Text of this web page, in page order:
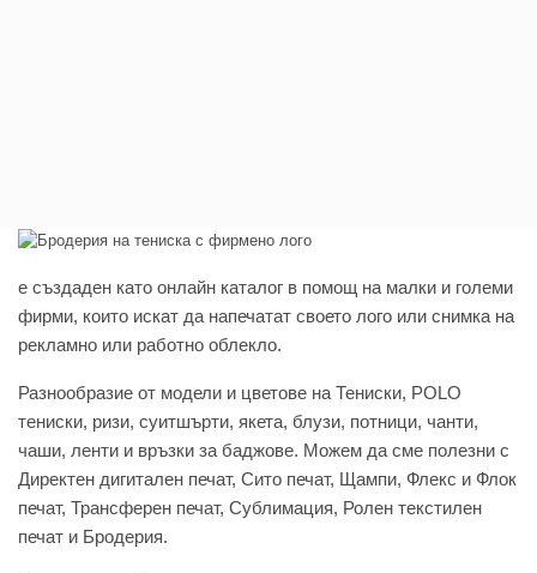
e създаден като онлайн каталог в помощ на малки и големи
фирми, които искат да напечатат своето лого или снимка на
рекламно или работно облекло.
Разнообразие от модели и цветове на Тениски, POLO
тениски, ризи, суитшърти, якета, блузи, потници, чанти,
чаши, ленти и връзки за баджове. Можем да сме полезни с
Директен дигитален печат, Сито печат, Щампи, Флекс и Флок
печат, Трансферен печат, Сублимация, Ролен текстилен
печат и Бродерия.